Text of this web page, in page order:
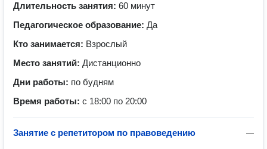
Длительность занятия: 60 минут
Педагогическое образование: Да
Кто занимается: Взрослый
Место занятий: Дистанционно
Дни работы: по будням
Время работы: с 18:00 по 20:00
—
Занятие с репетитором по правоведению